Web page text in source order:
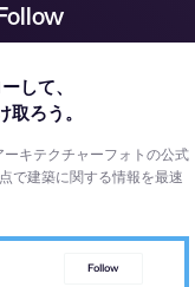
して、
ろう。
ーキテクチャーフォトの公式
で建築に関する情報を最速
Follow